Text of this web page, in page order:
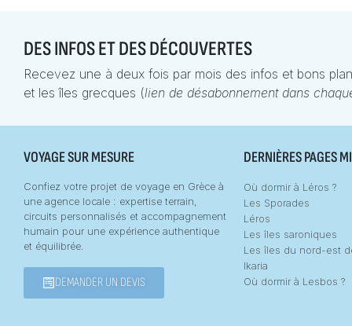
DES INFOS ET DES DÉCOUVERTES
Recevez une à deux fois par mois des infos et bons
et les îles grecques (lien de désabonnement dans
VOYAGE SUR MESURE
Confiez votre projet de voyage en Grèce à
une agence locale : expertise terrain,
circuits personnalisés et accompagnement
humain pour une expérience authentique
et équilibrée.
DEMANDER UN DEVIS
DERNIÈRES PAGES
Où dormir à Léros ?
Les Sporades
Léros
Les îles saroniques
Les îles du nord-est
Ikaria
Où dormir à Lesbos ?